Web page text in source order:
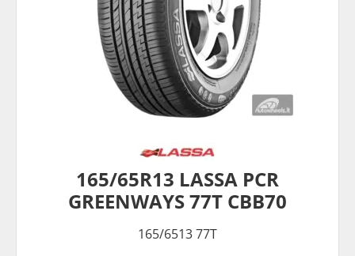
165/65R13 LASSA PCR
GREENWAYS 77T CBB70
165/6513 77T